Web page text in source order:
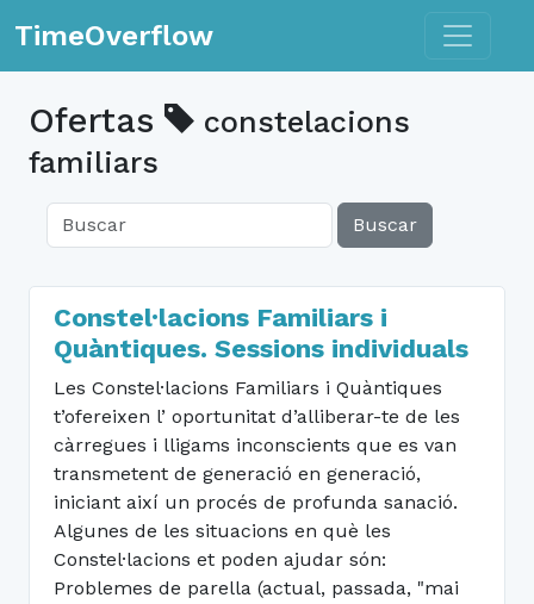
TimeOverflow Toggle
Ofertas
constelacions
familiars
Buscar
Constel·lacions Familiars i
Quàntiques. Sessions individuals
Les Constel·lacions Familiars i Quàntiques
t’ofereixen l’ oportunitat d’alliberar-te de les
càrregues i lligams inconscients que es van
transmetent de generació en generació,
iniciant així un procés de profunda sanació.
Algunes de les situacions en què les
Constel·lacions et poden ajudar són:
Problemes de parella (actual, passada, "mai